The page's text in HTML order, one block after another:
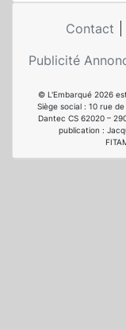
Contact
Publicité
© L'Embarqué 2026
Siège social : 10 rue
Dantec CS 62020 –
publication :